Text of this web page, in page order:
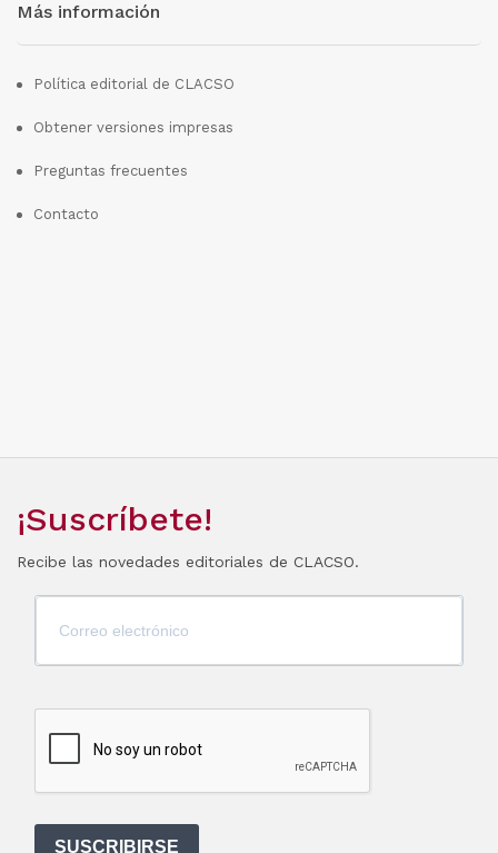
Más información
Política editorial de CLACSO
Obtener versiones impresas
Preguntas frecuentes
Contacto
¡Suscríbete!
Recibe las novedades editoriales de CLACSO.
SUSCRIBIRSE